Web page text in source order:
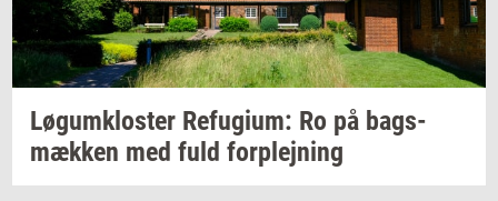
Løgum­klo­ster Re­fu­gi­um: Ro på bags­
mæk­ken med fuld for­plej­ning